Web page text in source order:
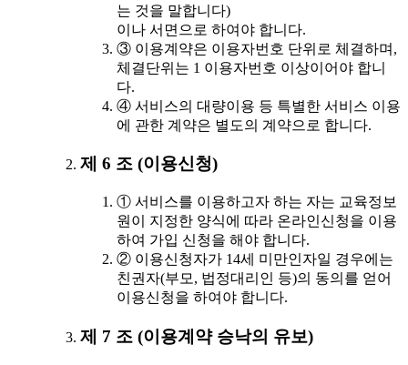
는 것을 말합니다)
이나 서면으로 하여야 합니다.
③ 이용계약은 이용자번호 단위로 체결하며,
체결단위는 1 이용자번호 이상이어야 합니
다.
④ 서비스의 대량이용 등 특별한 서비스 이용
에 관한 계약은 별도의 계약으로 합니다.
제 6 조 (이용신청)
① 서비스를 이용하고자 하는 자는 교육정보
원이 지정한 양식에 따라 온라인신청을 이용
하여 가입 신청을 해야 합니다.
② 이용신청자가 14세 미만인자일 경우에는
친권자(부모, 법정대리인 등)의 동의를 얻어
이용신청을 하여야 합니다.
제 7 조 (이용계약 승낙의 유보)